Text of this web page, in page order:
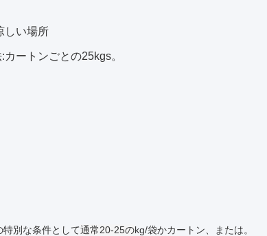
しい場所
ートンごとの25kgs。
特別な条件として通常20-25のkg/袋かカートン、または。